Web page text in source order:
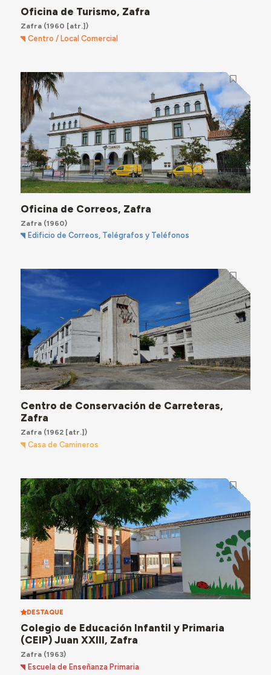
Oficina de Turismo, Zafra
Zafra(1960 [atr.])
Centro / Local Comercial
Oficina de Correos, Zafra
Zafra(1960)
Edificio de Correos, Telégrafos y Teléfonos
Centro de Conservación de Carreteras,
Zafra
Zafra(1962 [atr.])
Casa de Camineros
DESTAQUE
Colegio de Educación Infantil y Primaria
(CEIP) Juan XXIII, Zafra
Zafra(1963)
Escuela de Enseñanza Primaria